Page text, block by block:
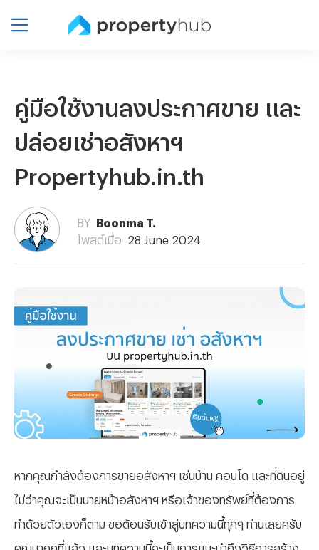
คู่มือใช้งานลงประกาศขาย และ
ปล่อยเช่าอสังหาฯ
Propertyhub.in.th
BY
Boonma T.
โพสต์เมื่อ
28 June 2024
หากคุณกำลังต้องการขายอสังหาฯ เช่นบ้าน คอนโด และที่ดินอยู่
ไม่ว่าคุณจะเป็นนายหน้าอสังหาฯ หรือเจ้าของทรัพย์ที่ต้องการ
ทำด้วยตัวเองก็ตาม ขอต้อนรับเข้าสู่บทความนี้ทุกๆ ท่านเลยครับ
คุณมาถูกที่แล้ว และบทความนี้จะเป็นการแนะนำถึงวิธีการสร้าง